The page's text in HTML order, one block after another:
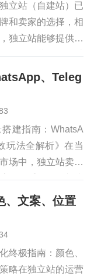
立站（自建站）已
和卖家的选择，相
独立站能够提供更
灵活的营销策略以
分析，独立站的运
、Teleg
搭建指南：WhatsA
玩法全解析》在当
场中，独立站卖家
量的重要性，相比
亚马逊、Shopify
、文案、位置
终极指南：颜色、
略在独立站的运营